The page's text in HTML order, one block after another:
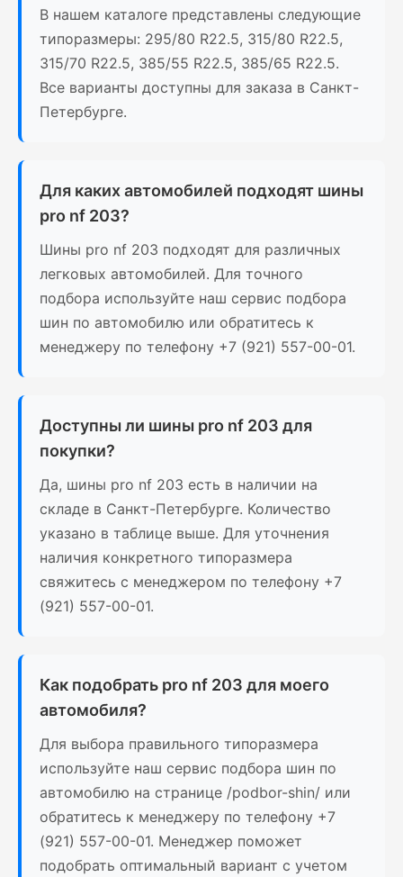
В нашем каталоге представлены следующие
типоразмеры: 295/80 R22.5, 315/80 R22.5,
315/70 R22.5, 385/55 R22.5, 385/65 R22.5.
Все варианты доступны для заказа в Санкт-
Петербурге.
Для каких автомобилей подходят шины
pro nf 203?
Шины pro nf 203 подходят для различных
легковых автомобилей. Для точного
подбора используйте наш сервис подбора
шин по автомобилю или обратитесь к
менеджеру по телефону +7 (921) 557-00-01.
Доступны ли шины pro nf 203 для
покупки?
Да, шины pro nf 203 есть в наличии на
складе в Санкт-Петербурге. Количество
указано в таблице выше. Для уточнения
наличия конкретного типоразмера
свяжитесь с менеджером по телефону +7
(921) 557-00-01.
Как подобрать pro nf 203 для моего
автомобиля?
Для выбора правильного типоразмера
используйте наш сервис подбора шин по
автомобилю на странице /podbor-shin/ или
обратитесь к менеджеру по телефону +7
(921) 557-00-01. Менеджер поможет
подобрать оптимальный вариант с учетом